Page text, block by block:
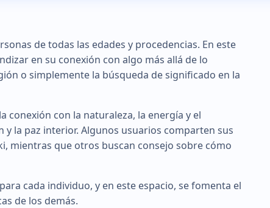
de todas las edades y procedencias. En este
en su conexión con algo más allá de lo
o simplemente la búsqueda de significado en la
conexión con la naturaleza, la energía y el
la paz interior. Algunos usuarios comparten sus
mientras que otros buscan consejo sobre cómo
cada individuo, y en este espacio, se fomenta el
de los demás.